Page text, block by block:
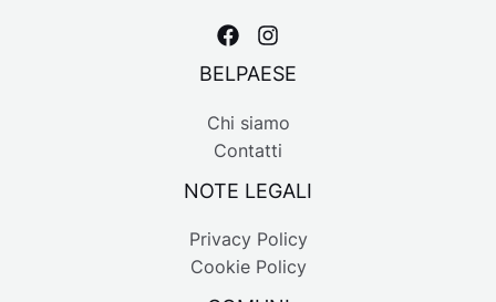
BELPAESE
Chi siamo
Contatti
NOTE LEGALI
Privacy Policy
Cookie Policy